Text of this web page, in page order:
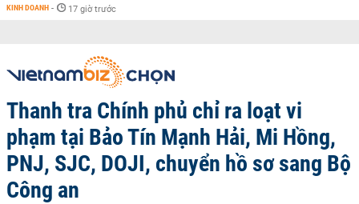
KINH DOANH - 17 giờ trước
Thanh tra Chính phủ chỉ ra loạt vi
phạm tại Bảo Tín Mạnh Hải, Mi Hồng,
PNJ, SJC, DOJI, chuyển hồ sơ sang Bộ
Công an